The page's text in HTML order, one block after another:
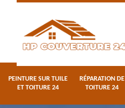
PEINTURE SUR TUILE
ET TOITURE 24
RÉPARATION DE
TOITURE 24